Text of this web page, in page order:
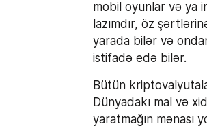
mobil oyunlar və ya
lazımdır, öz
yarada bilər və
istifadə edə bilər.
Bütün
Dünyadakı mal və
yaratmağın mənası